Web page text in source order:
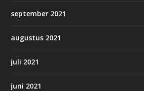
september 2021
augustus 2021
juli 2021
juni 2021